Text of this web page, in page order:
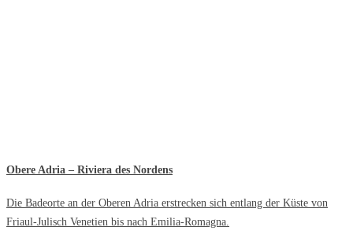
Obere Adria – Riviera des Nordens
Die Badeorte an der Oberen Adria erstrecken sich entlang der Küste von
Friaul-Julisch Venetien bis nach Emilia-Romagna.